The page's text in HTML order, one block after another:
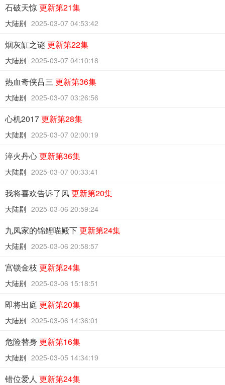
石破天惊更新第21集
大陆剧 2025-03-07 04:53:42
烟灰缸之谜更新第22集
大陆剧 2025-03-07 04:10:18
热血奇侠吕三 更新第36集
大陆剧 2025-03-07 03:26:56
心机2017更新第28集
大陆剧 2025-03-07 02:00:19
淬火丹心更新第36集
大陆剧 2025-03-07 00:33:41
我将喜欢告诉了风更新第20集
大陆剧 2025-03-06 20:59:24
九凤家的锦鲤喵殿下更新第24集
大陆剧 2025-03-06 20:58:57
宫锁金枝 更新第24集
大陆剧 2025-03-06 15:18:51
即将出庭 更新第20集
大陆剧 2025-03-06 14:36:01
危险替身 更新第16集
大陆剧 2025-03-05 14:34:19
错位爱人 更新第24集